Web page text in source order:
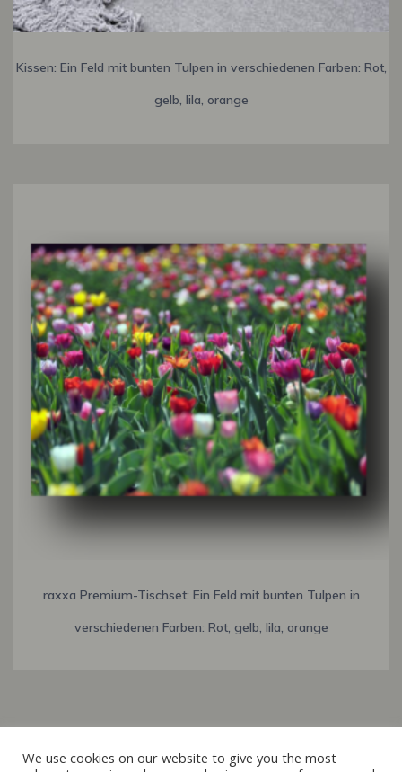
Kissen: Ein Feld mit bunten Tulpen in verschiedenen Farben: Rot,
gelb, lila, orange
raxxa Premium-Tischset: Ein Feld mit bunten Tulpen in
verschiedenen Farben: Rot, gelb, lila, orange
We use cookies on our website to give you the most
Italiano